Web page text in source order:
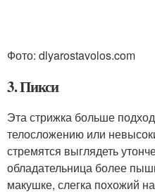
Фото: dlyarostavolos.com
3. Пикси
Эта стрижка больше
телосложению или
стремятся выглядеть
обладательница более
макушке, слегка похожий